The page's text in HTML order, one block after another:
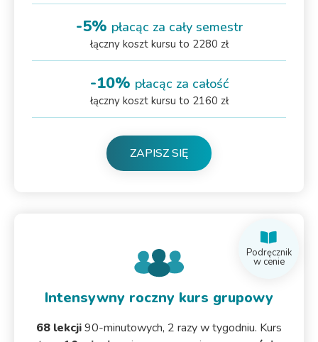
-5% płacąc za cały semestr
łączny koszt kursu to 2280 zł
-10% płacąc za całość
łączny koszt kursu to 2160 zł
ZAPISZ SIĘ
Podręcznik
w cenie
Intensywny roczny kurs grupowy
68 lekcji90-minutowych, 2 razy w tygodniu. Kurs